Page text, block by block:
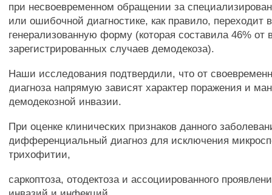
при несвоевременном обращении за
или ошибочной диагностике, как правило, переходит в
генерализованную форму (которая составила 46% от
зарегистрированных случаев демодекоза).
Наши исследования подтвердили, что от
диагноза напрямую зависят характер поражения и
демодекозной инвазии.
При оценке клинических признаков данного
дифференциальный диагноз для исключения
трихофитии,
саркоптоза, отодектоза и ассоциированного